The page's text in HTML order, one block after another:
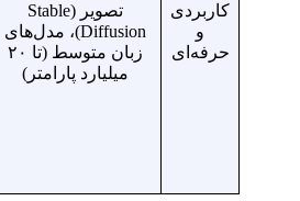
کاربردی
و
حرفه‌ای
تصویر (Stable
Diffusion)، مدل‌های
زبان متوسط (تا ۲۰
میلیارد پارامتر)